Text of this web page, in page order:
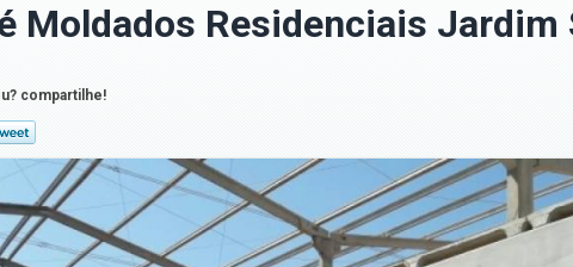
Moldados Residenciais Jardim
compartilhe!